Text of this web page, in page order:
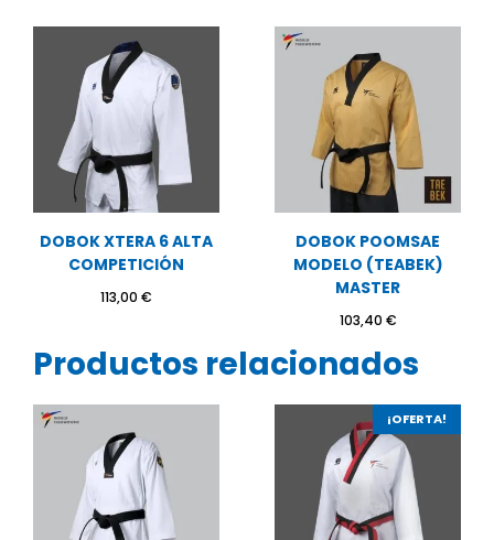
DOBOK XTERA 6 ALTA
COMPETICIÓN
113,00 €
DOBOK POOMSAE
MODELO (TEABEK)
MASTER
103,40 €
Productos relacionados
¡OFERTA!